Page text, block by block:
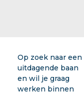
Op zoek naar een
uitdagende baan
en wil je graag
werken binnen